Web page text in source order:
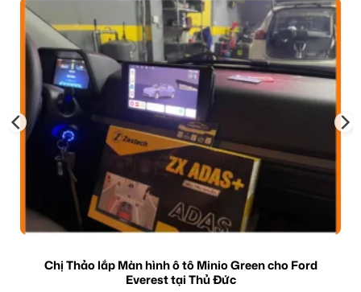
Chị Thảo lắp Màn hình ô tô Minio Green cho Ford
Everest tại Thủ Đức